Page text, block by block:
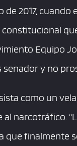
2017,
Equipo
y no
como un
narcotráfico.
finalmente